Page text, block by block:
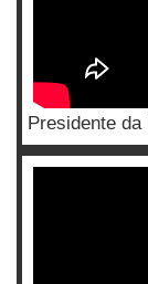
Presidente